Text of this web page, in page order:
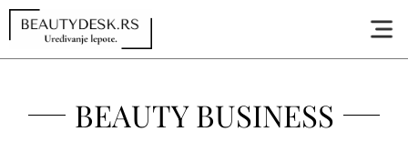
BEAUTY BUSINESS